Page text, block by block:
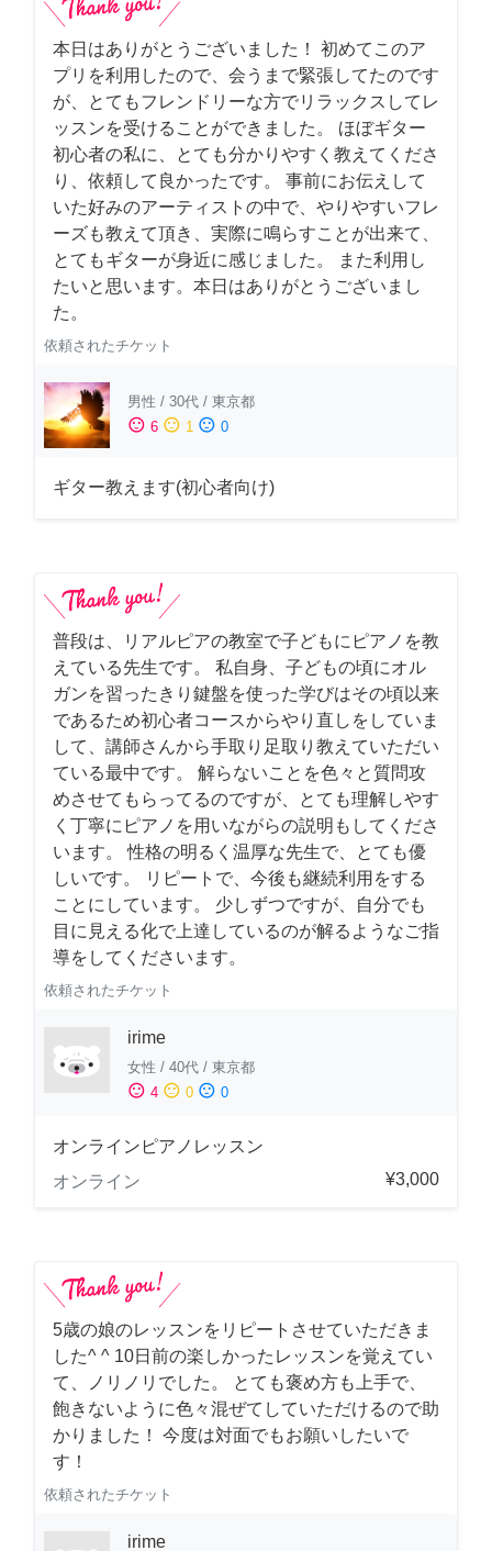
本日はありがとうございました！ 初めてこのア
プリを利用したので、会うまで緊張してたのです
が、とてもフレンドリーな方でリラックスしてレ
ッスンを受けることができました。 ほぼギター
初心者の私に、とても分かりやすく教えてくださ
り、依頼して良かったです。 事前にお伝えして
いた好みのアーティストの中で、やりやすいフレ
ーズも教えて頂き、実際に鳴らすことが出来て、
とてもギターが身近に感じました。 また利用し
たいと思います。本日はありがとうございまし
た。
依頼されたチケット
男性 / 30代 / 東京都
sentiment_satisfied 6 sentiment_neutral 1 sentiment_dissatisfied 0
ギター教えます(初心者向け)
普段は、リアルピアの教室で子どもにピアノを教
えている先生です。 私自身、子どもの頃にオル
ガンを習ったきり鍵盤を使った学びはその頃以来
であるため初心者コースからやり直しをしていま
して、講師さんから手取り足取り教えていただい
ている最中です。 解らないことを色々と質問攻
めさせてもらってるのですが、とても理解しやす
く丁寧にピアノを用いながらの説明もしてくださ
います。 性格の明るく温厚な先生で、とても優
しいです。 リピートで、今後も継続利用をする
ことにしています。 少しずつですが、自分でも
目に見える化で上達しているのが解るようなご指
導をしてくださいます。
依頼されたチケット
irime
女性 / 40代 / 東京都
sentiment_satisfied 4 sentiment_neutral 0 sentiment_dissatisfied 0
オンラインピアノレッスン
オンライン
¥3,000
5歳の娘のレッスンをリピートさせていただきま
した^ ^ 10日前の楽しかったレッスンを覚えてい
て、ノリノリでした。 とても褒め方も上手で、
飽きないように色々混ぜてしていただけるので助
かりました！ 今度は対面でもお願いしたいで
す！
依頼されたチケット
irime